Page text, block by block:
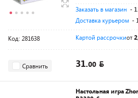
Заказать в магазин -
Доставка курьером -
Код: 281638 Картой рассрочкиот
Сравнить 31.00
Настольная игра